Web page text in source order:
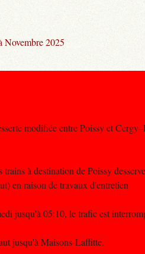
Novembre 2025
modifiée entre Poissy et
à destination de Poissy
en raison de travaux d'entretien
jusqu'à 05:10, le trafic est
jusqu'à Maisons-Laffitte.